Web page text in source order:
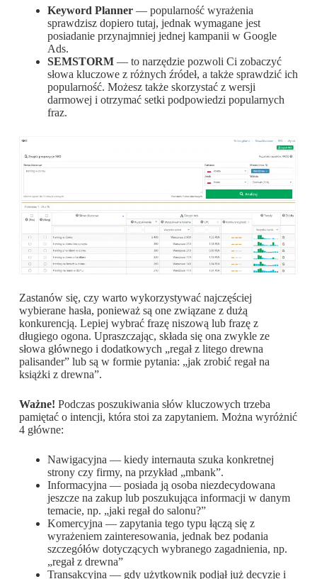
Keyword Planner— popularność wyrażenia
sprawdzisz dopiero tutaj, jednak wymagane jest
posiadanie przynajmniej jednej kampanii w Google
Ads.
SEMSTORM— to narzędzie pozwoli Ci zobaczyć
słowa kluczowe z różnych źródeł, a także sprawdzić ich
popularność. Możesz także skorzystać z wersji
darmowej i otrzymać setki podpowiedzi popularnych
fraz.
Zastanów się, czy warto wykorzystywać najczęściej
wybierane hasła, ponieważ są one związane z dużą
konkurencją. Lepiej wybrać frazę niszową lub frazę z
długiego ogona. Upraszczając, składa się ona zwykle ze
słowa głównego i dodatkowych „regał z litego drewna
palisander” lub są w formie pytania: „jak zrobić regał na
książki z drewna”.
Ważne! Podczas poszukiwania słów kluczowych trzeba
pamiętać o intencji, która stoi za zapytaniem. Można wyróżnić
4 główne:
Nawigacyjna — kiedy internauta szuka konkretnej
strony czy firmy, na przykład „mbank”.
Informacyjna — posiada ją osoba niezdecydowana
jeszcze na zakup lub poszukująca informacji w danym
temacie, np. „jaki regał do salonu?”
Komercyjna — zapytania tego typu łączą się z
wyrażeniem zainteresowania, jednak bez podania
szczegółów dotyczących wybranego zagadnienia, np.
„regał z drewna”
Transakcyjna — gdy użytkownik podjął już decyzje i